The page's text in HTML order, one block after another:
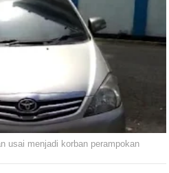
usai menjadi korban perampokan